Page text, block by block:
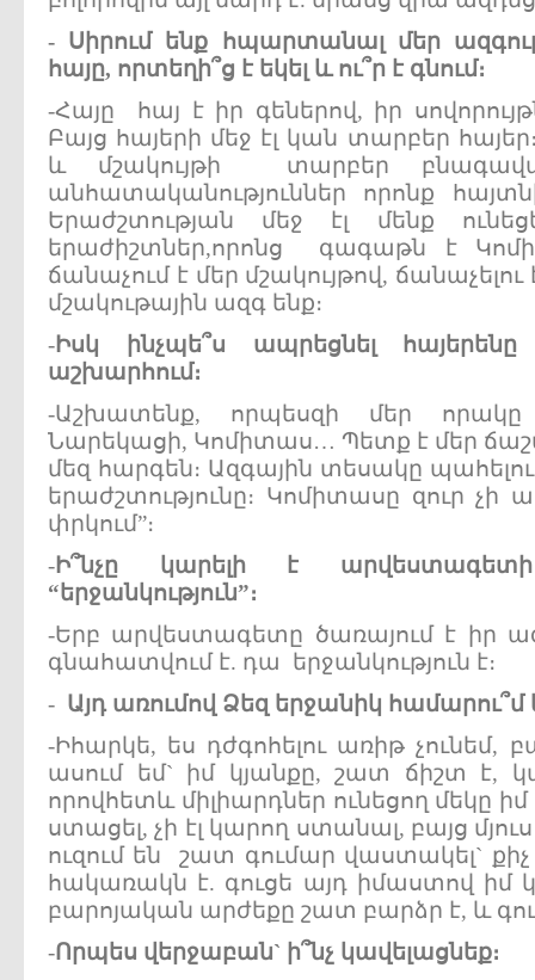
- Սիրում ենք հպարտանալ մեր
հայը, որտեղի՞ց է եկել և ու՞ր է գնում։
-Հայը հայ է իր գեներով, իր
Բայց հայերի մեջ էլ կան տարբեր
և մշակույթի տարբեր
անհատականություններ որոնք
Երաժշտության մեջ էլ մենք
երաժիշտներ,որոնց գագաթն է
ճանաչում է մեր մշակույթով,
մշակութային ազգ ենք։
-Իսկ ինչպե՞ս ապրեցնել
աշխարհում։
-Աշխատենք, որպեսզի մեր որակը
Նարեկացի, Կոմիտաս… Պետք է մեր
մեզ հարգեն։ Ազգային տեսակը պահելու
երաժշտությունը։ Կոմիտասը զուր չի
փրկում”։
-Ի՞նչը կարելի է
“երջանկություն”։
-Երբ արվեստագետը ծառայում է իր
գնահատվում է. դա երջանկություն է։
- Այդ առումով Ձեզ երջանիկ համարու՞մ
-Իհարկե, ես դժգոհելու առիթ չունեմ,
ասում եմ` իմ կյանքը, շատ ճիշտ է,
որովհետև միլիարդներ ունեցող մեկը
ստացել, չի էլ կարող ստանալ, բայց
ուզում են շատ գումար վաստակել`
հակառակն է. գուցե այդ իմաստով իմ
բարոյական արժեքը շատ բարձր է, և
-Որպես վերջաբան` ի՞նչ կավելացնեք։